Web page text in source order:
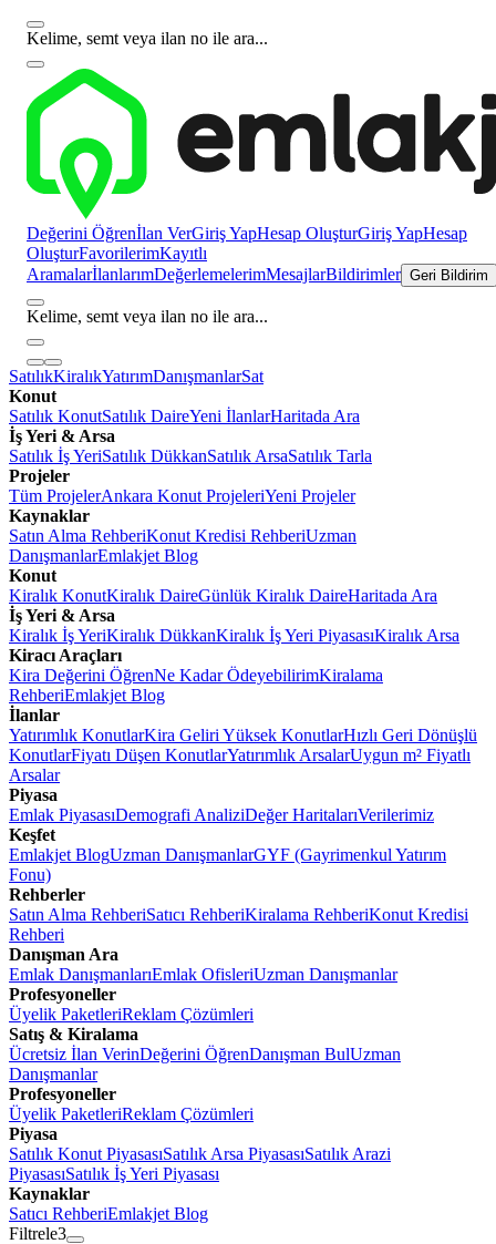
Kelime, semt veya ilan no ile ara...
Değerini Öğrenİlan VerGiriş YapHesap OluşturGiriş YapHesap
OluşturFavorilerimKayıtlı
AramalarİlanlarımDeğerlemelerimMesajlarBildirimler Geri Bildirim
Kelime, semt veya ilan no ile ara...
SatılıkKiralıkYatırımDanışmanlarSat
Konut
Satılık KonutSatılık DaireYeni İlanlarHaritada Ara
İş Yeri & Arsa
Satılık İş YeriSatılık DükkanSatılık ArsaSatılık Tarla
Projeler
Tüm ProjelerAnkara Konut ProjeleriYeni Projeler
Kaynaklar
Satın Alma RehberiKonut Kredisi RehberiUzman
DanışmanlarEmlakjet Blog
Konut
Kiralık KonutKiralık DaireGünlük Kiralık DaireHaritada Ara
İş Yeri & Arsa
Kiralık İş YeriKiralık DükkanKiralık İş Yeri PiyasasıKiralık Arsa
Kiracı Araçları
Kira Değerini ÖğrenNe Kadar ÖdeyebilirimKiralama
RehberiEmlakjet Blog
İlanlar
Yatırımlık KonutlarKira Geliri Yüksek KonutlarHızlı Geri Dönüşlü
KonutlarFiyatı Düşen KonutlarYatırımlık ArsalarUygun m² Fiyatlı
Arsalar
Piyasa
Emlak PiyasasıDemografi AnaliziDeğer HaritalarıVerilerimiz
Keşfet
Emlakjet BlogUzman DanışmanlarGYF (Gayrimenkul Yatırım
Fonu)
Rehberler
Satın Alma RehberiSatıcı RehberiKiralama RehberiKonut Kredisi
Rehberi
Danışman Ara
Emlak DanışmanlarıEmlak OfisleriUzman Danışmanlar
Profesyoneller
Üyelik PaketleriReklam Çözümleri
Satış & Kiralama
Ücretsiz İlan VerinDeğerini ÖğrenDanışman BulUzman
Danışmanlar
Profesyoneller
Üyelik PaketleriReklam Çözümleri
Piyasa
Satılık Konut PiyasasıSatılık Arsa PiyasasıSatılık Arazi
PiyasasıSatılık İş Yeri Piyasası
Kaynaklar
Satıcı RehberiEmlakjet Blog
Filtrele3